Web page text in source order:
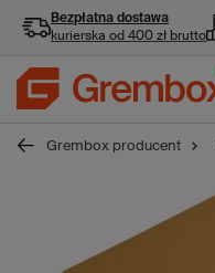
Bezpłatna dostawa
kurierska od 400 zł brutto
Grembox producent